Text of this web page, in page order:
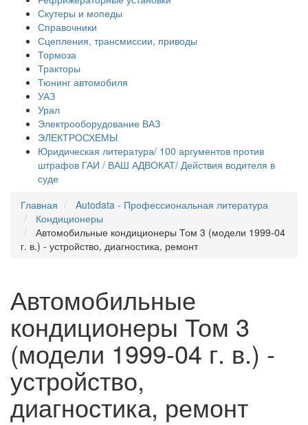
Скутеры и мопеды
Справочники
Сцепления, трансмиссии, приводы
Тормоза
Тракторы
Тюнинг автомобиля
УАЗ
Урал
Электрооборудование ВАЗ
ЭЛЕКТРОСХЕМЫ
Юридическая литература/ 100 аргументов против
штрафов ГАИ / ВАШ АДВОКАТ/ Действия водителя в
суде
Главная
Autodata - Профессиональная литература
Кондиционеры
Автомобильные кондиционеры Том 3 (модели 1999-04
г. в.) - устройство, диагностика, ремонт
Автомобильные
кондиционеры Том 3
(модели 1999-04 г. в.) -
устройство,
диагностика, ремонт